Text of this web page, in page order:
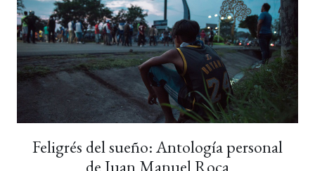
Feligrés del sueño: Antología personal
de Juan Manuel Roca